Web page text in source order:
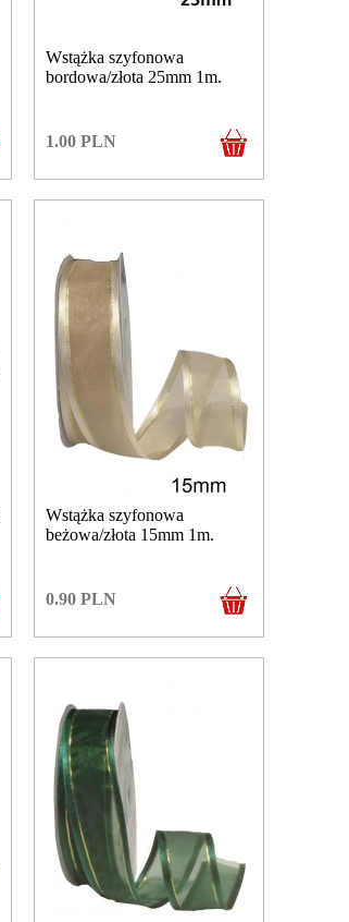
Wstążka szyfonowa
bordowa/złota 25mm 1m.
1.00 PLN
Wstążka szyfonowa
beżowa/złota 15mm 1m.
0.90 PLN